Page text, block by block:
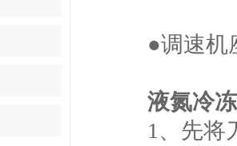
●调速机座
液氮冷
1、先将刀